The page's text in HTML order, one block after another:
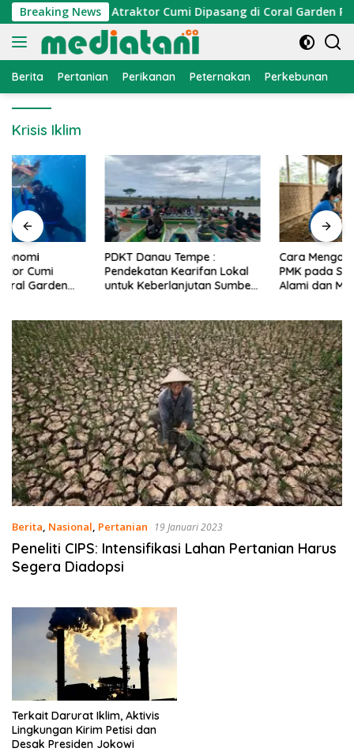
Langsung
ke
konten
Breaking News
Nelayan, Atraktor Cumi Dipasang di Coral Garden Pulau
Berita Pertanian Perikanan Peternakan Perkebunan
Krisis Iklim
PDKT Danau Tempe :
Pendekatan Kearifan Lokal
untuk Keberlanjutan Sumber
Cara Mengatasi Penyakit
PMK pada Sapi Perah Secara
Alami dan Medis
Berita, Nasional, Pertanian 19 Januari 2023
Peneliti CIPS: Intensifikasi Lahan Pertanian Harus
Segera Diadopsi
Terkait Darurat Iklim, Aktivis
Lingkungan Kirim Petisi dan
Desak Presiden Jokowi